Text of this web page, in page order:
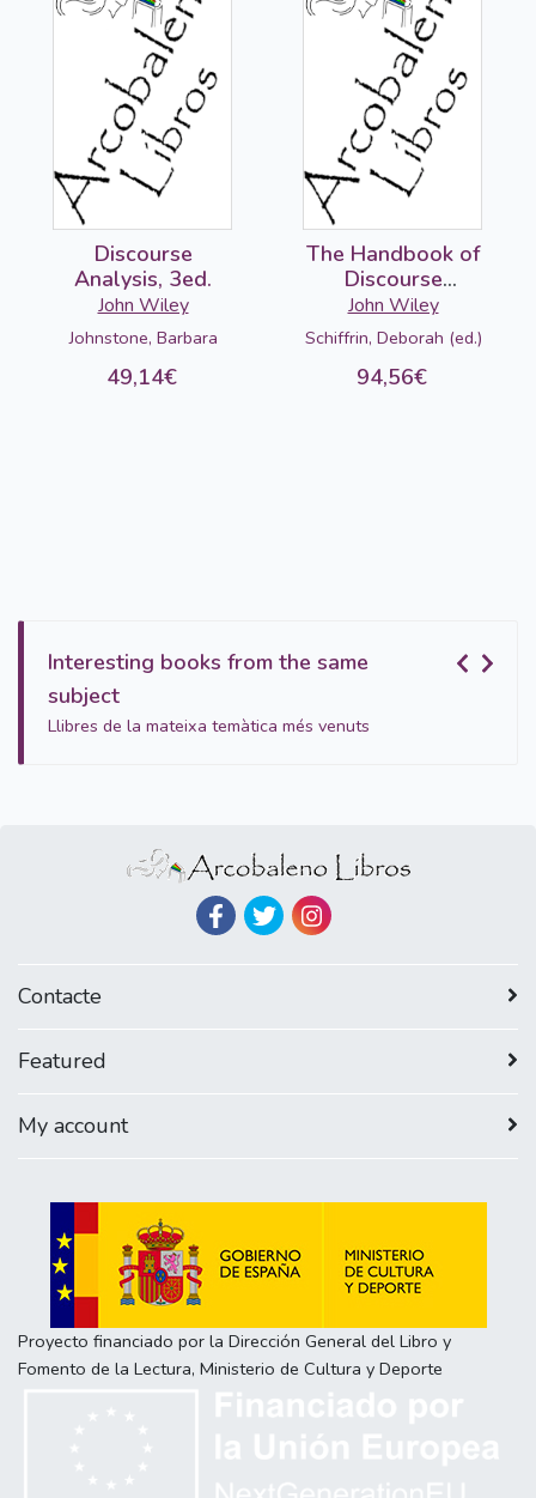
Discourse
Analysis, 3ed.
John Wiley
Johnstone, Barbara
49,14€
The Handbook of
Discourse
Analysis, 2ed.
John Wiley
Schiffrin, Deborah (ed.)
94,56€
Interesting books from the same
subject
Llibres de la mateixa temàtica més venuts
Contacte
Featured
My account
Proyecto financiado por la Dirección General del Libro y
Fomento de la Lectura, Ministerio de Cultura y Deporte